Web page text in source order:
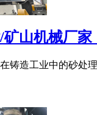
山机械厂家
铸造工业中的砂